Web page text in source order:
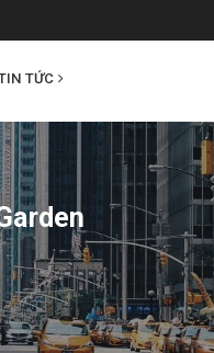
TỨC